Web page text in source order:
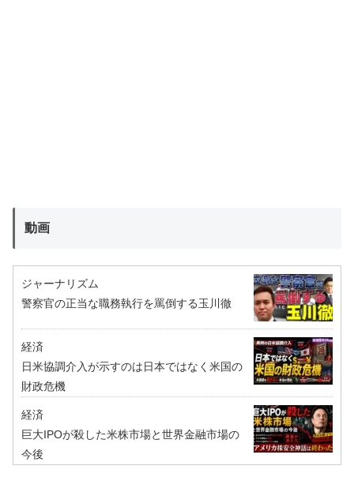
動画
ジャーナリズム
警察官の正当な職務執行を罵倒する玉川徹
経済
日米協調介入が示すのは日本ではなく米国の
財政危機
経済
巨大IPOが殺した米株市場と世界金融市場の
今後